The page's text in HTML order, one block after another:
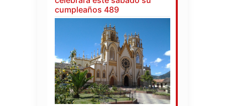
cumpleaños 489